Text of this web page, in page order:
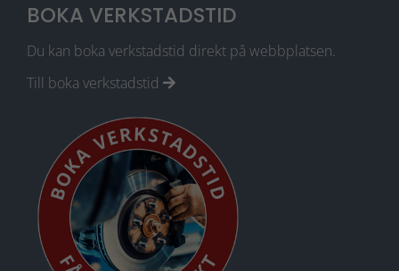
BOKA VERKSTADSTID
Du kan boka verkstadstid direkt på webbplatsen.
Till boka verkstadstid
webbplatsen
över huvud
fungera.